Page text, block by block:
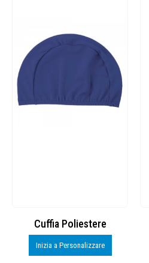
Cuffia Poliestere
Inizia a Personalizzare